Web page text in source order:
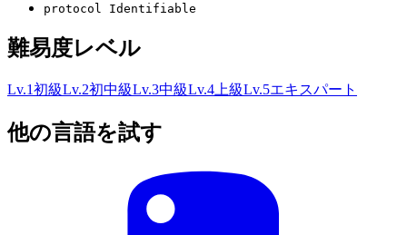
protocol Identifiable
難易度レベル
Lv.1初級Lv.2初中級Lv.3中級Lv.4 上級Lv.5エキスパート
他の言語を試す